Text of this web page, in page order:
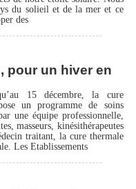
du solieil et de la mer et ce
des
pour un hiver en
15 décembre, la cure
un programme de soins
une équipe professionnelle,
masseurs, kinésithérapeutes
traitant, la cure thermale
Les Etablissements